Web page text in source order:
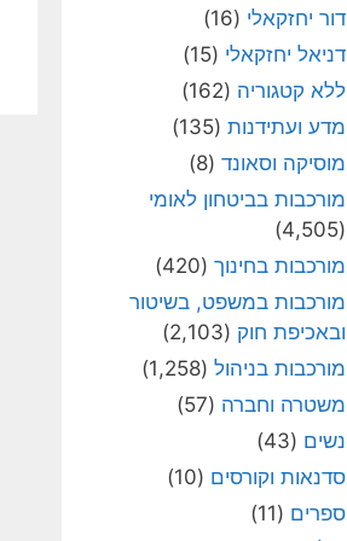
דור יחזקאלי (16)
דניאל יחזקאלי (15)
ללא קטגוריה (162)
מדע ועתידנות (135)
מוסיקה וסאונד (8)
מורכבות בביטחון לאומי
(4,505)
מורכבות בחינוך (420)
מורכבות במשפט, בשיטור
ובאכיפת חוק (2,103)
מורכבות בניהול (1,258)
משטרה וחברה (57)
נשים (43)
סדנאות וקורסים (10)
ספרים (11)